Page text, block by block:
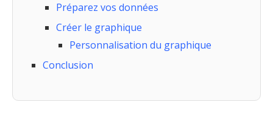
Préparez vos données
Créer le graphique
Personnalisation du graphique
Conclusion